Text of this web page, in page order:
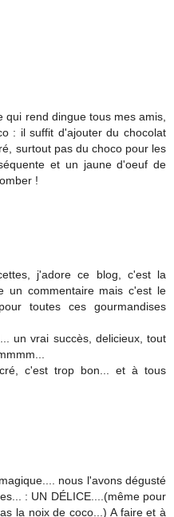
qui rend dingue tous mes amis,
: il suffit d'ajouter du chocolat
surtout pas du choco pour les
et un jaune d'oeuf de
!
j'adore ce blog, c'est la
un commentaire mais c'est le
toutes ces gourmandises
un vrai succès, delicieux, tout
c'est trop bon... et à tous
nous l'avons dégusté
: UN DÉLICE....(même pour
la noix de coco...) A faire et à